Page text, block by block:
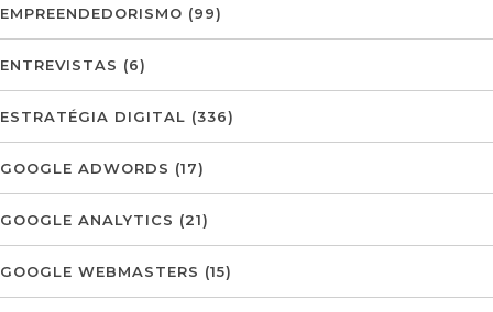
EMPREENDEDORISMO (99)
ENTREVISTAS (6)
ESTRATÉGIA DIGITAL (336)
GOOGLE ADWORDS (17)
GOOGLE ANALYTICS (21)
GOOGLE WEBMASTERS (15)